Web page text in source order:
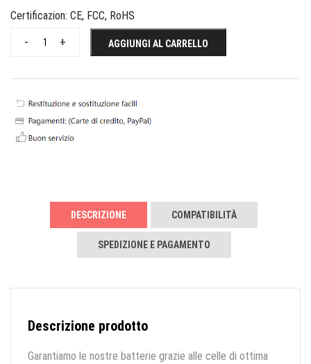
Certificazion: CE, FCC, RoHS
+
- AGGIUNGI AL CARRELLO
DESCRIZIONE COMPATIBILITÀ
SPEDIZIONE E PAGAMENTO
Descrizione prodotto
Garantiamo le nostre batterie grazie alle celle di ottima